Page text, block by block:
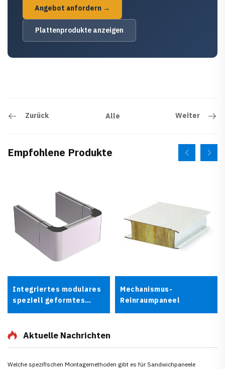
Angebot anfordern →
Plattenprodukte anzeigen
Zurück Alle Weiter
Empfohlene Produkte
Integriertes modulares
speziell geformtes
Mechanismus-
Reinraumpaneel
Aktuelle Nachrichten
Welche spezifischen Montagemethoden gibt es für Sandwichpaneele